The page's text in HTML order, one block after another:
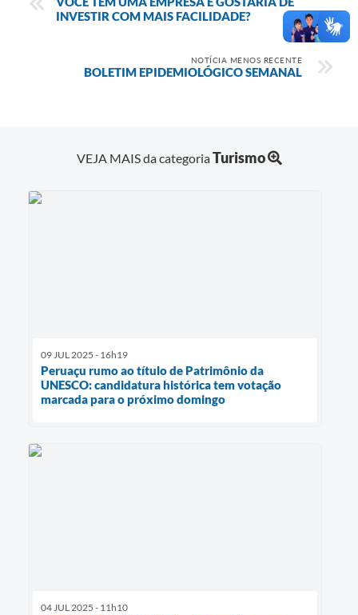
INVESTIR COM MAIS FACILIDADE?
NOTÍCIA MENOS RECENTE
BOLETIM EPIDEMIOLÓGICO SEMANAL
VEJA MAIS da categoriaTurismo
09 JUL 2025 - 16h19
Peruaçu rumo ao título de Patrimônio da
UNESCO: candidatura histórica tem votação
marcada para o próximo domingo
04 JUL 2025 - 11h10